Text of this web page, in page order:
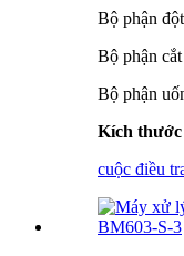
Bộ phận
Bộ phận
Bộ phận
Kích thước
cuộc điều